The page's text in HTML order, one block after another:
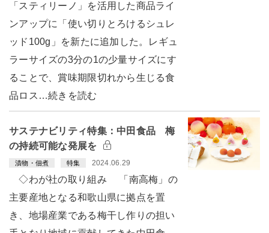
「スティリーノ」を活用した商品ライ
ンアップに「使い切りとろけるシュレ
ッド100g」を新たに追加した。レギュ
ラーサイズの3分の1の少量サイズにす
ることで、賞味期限切れから生じる食
品ロス…続きを読む
サステナビリティ特集：中田食品 梅
の持続可能な発展を
漬物・佃煮 特集 2024.06.29
◇わが社の取り組み 「南高梅」の
主要産地となる和歌山県に拠点を置
き、地場産業である梅干し作りの担い